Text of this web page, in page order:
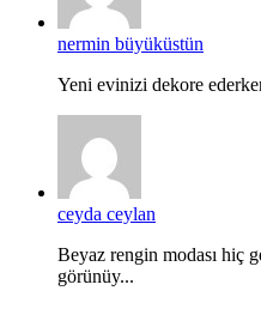
nermin büyüküstün
Yeni evinizi dekore
ceyda ceylan
Beyaz rengin modası hiç
görünüy...